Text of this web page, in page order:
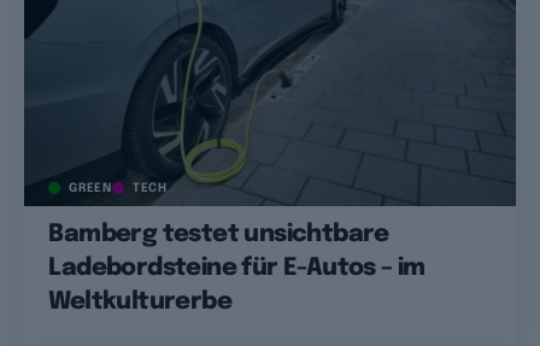
GREEN TECH
Bamberg testet unsichtbare
Ladebordsteine für E-Autos – im
Weltkulturerbe